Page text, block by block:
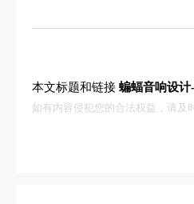
本文标题和链接 蝙蝠音响设
如有内容侵犯您的合法权益，请及